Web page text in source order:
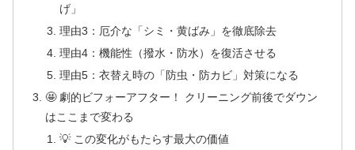
げ」
理由3：厄介な「シミ・黄ばみ」を徹底除去
理由4：機能性（撥水・防水）を復活させる
理由5：衣替え時の「防虫・防カビ」対策になる
🤩 劇的ビフォーアフター！ クリーニング前後でダウン
はここまで変わる
💡 この変化がもたらす最大の価値